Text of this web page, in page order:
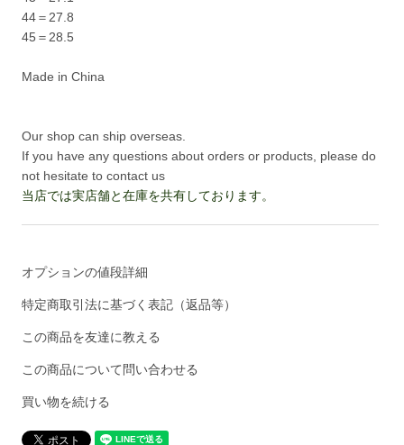
44＝27.8
45＝28.5
Made in China
Our shop can ship overseas.
If you have any questions about orders or products, please do
not hesitate to contact us
当店では実店舗と在庫を共有しております。
オプションの値段詳細
特定商取引法に基づく表記（返品等）
この商品を友達に教える
この商品について問い合わせる
買い物を続ける